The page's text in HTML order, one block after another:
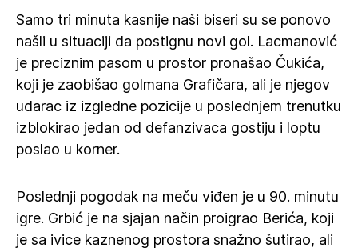
Samo tri minuta kasnije naši biseri su se ponovo
našli u situaciji da postignu novi gol. Lacmanović
je preciznim pasom u prostor pronašao Čukića,
koji je zaobišao golmana Grafičara, ali je njegov
udarac iz izgledne pozicije u poslednjem trenutku
izblokirao jedan od defanzivaca gostiju i loptu
poslao u korner.
Poslednji pogodak na meču viđen je u 90. minutu
igre. Grbić je na sjajan način proigrao Berića, koji
je sa ivice kaznenog prostora snažno šutirao, ali